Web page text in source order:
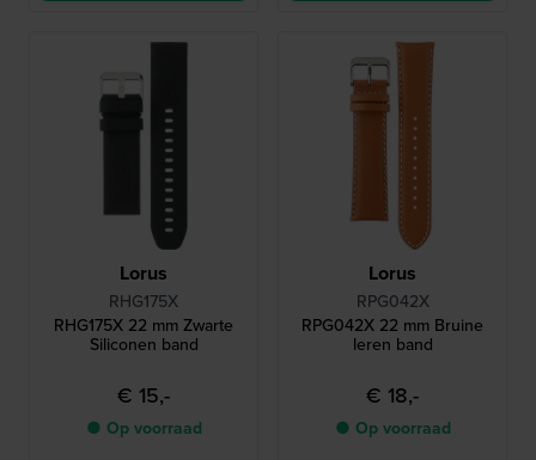
Lorus
RHG175X
RHG175X 22 mm Zwarte
Siliconen band
€ 15,-
● Op voorraad
Lorus
RPG042X
RPG042X 22 mm Bruine
leren band
€ 18,-
● Op voorraad